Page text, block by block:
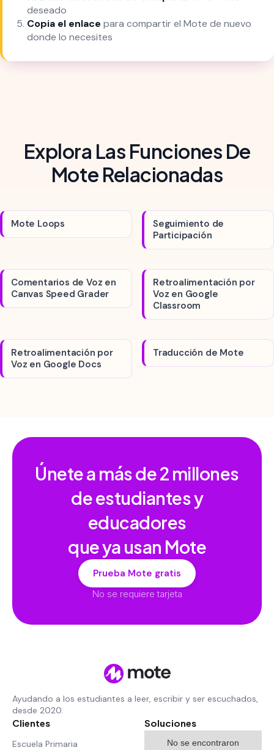
deseado
Copia el enlace para compartir el Mote de nuevo
donde lo necesites
Explora Las Funciones De
Mote Relacionadas
Mote Loops
Seguimiento de
Participación
Comentarios de Voz en
Canvas Speed Grader
Retroalimentación por
Voz en Google
Classroom
Retroalimentación por
Voz en Google Docs
Traducción de Mote
Únete a más de2 millones
de estudiantes y
educadores
que ya usan Mote
Prueba Mote gratis
No se requiere tarjeta
Ayudando a los estudiantes a leer, escribir y ser escuchados,
desde 2020.
Clientes
Escuela Primaria
Soluciones
No se encontraron